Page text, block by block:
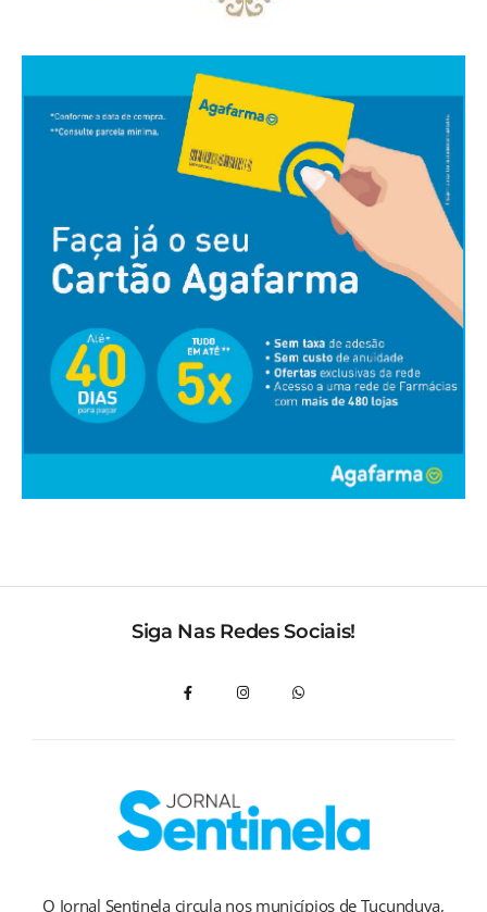
Siga Nas Redes Sociais!
O Jornal Sentinela circula nos municípios de Tucunduva,